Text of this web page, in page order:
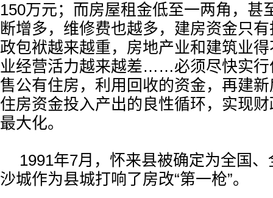
150万元；而房屋租金低至一两角，甚
断增多，维修费也越多，建房资金只
政包袱越来越重，房地产业和建筑业
业经营活力越来越差……必须尽快实行
售公有住房，利用回收的资金，再建
住房资金投入产出的良性循环，实现
最大化。
1991年7月，怀来县被确定为全国
沙城作为县城打响了房改“第一枪”。